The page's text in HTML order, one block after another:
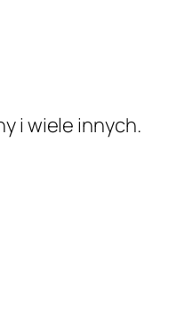
i wiele innych.